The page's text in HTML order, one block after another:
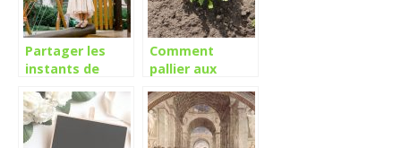
Partager les
instants de
votre enfant
dans le jardin
Comment
pallier aux
d’irrigation sur
vos cultures?